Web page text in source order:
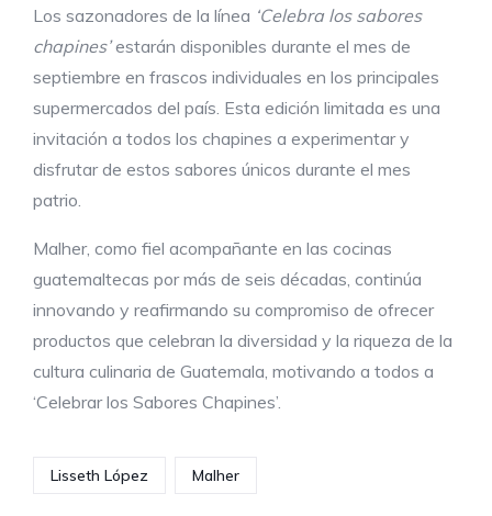
Los sazonadores de la línea ‘Celebra los sabores
chapines’estarán disponibles durante el mes de
septiembre en frascos individuales en los principales
supermercados del país. Esta edición limitada es una
invitación a todos los chapines a experimentar y
disfrutar de estos sabores únicos durante el mes
patrio.
Malher, como fiel acompañante en las cocinas
guatemaltecas por más de seis décadas, continúa
innovando y reafirmando su compromiso de ofrecer
productos que celebran la diversidad y la riqueza de la
cultura culinaria de Guatemala, motivando a todos a
‘Celebrar los Sabores Chapines’.
Lisseth López Malher